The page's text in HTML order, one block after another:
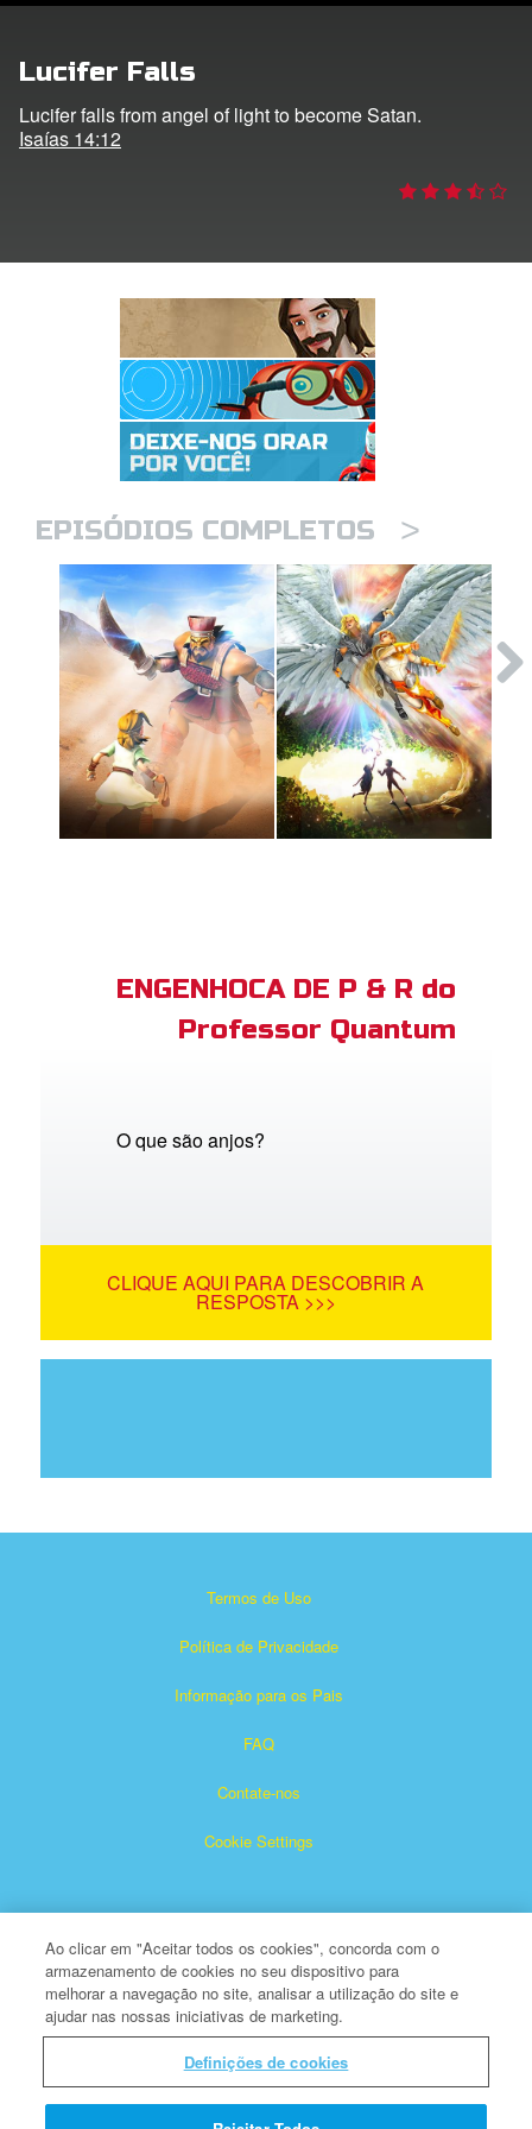
Lucifer Falls
Lucifer falls from angel of light to become Satan.
Isaías 14:12
EPISÓDIOS COMPLETOS >
ENGENHOCA DE P & R do
Professor Quantum
O que são anjos?
CLIQUE AQUI PARA DESCOBRIR A
RESPOSTA >>>
Termos de Uso
Política de Privacidade
Informação para os Pais
FAQ
Contate-nos
Cookie Settings
Superbook é marca registrada de The Christian Broadcasting
Todos os Direitos Reservados
Sobre a CBN
Ao clicar em "Aceitar todos os cookies", concorda com o
armazenamento de cookies no seu dispositivo para
melhorar a navegação no site, analisar a utilização do site e
ajudar nas nossas iniciativas de marketing.
Definições de cookies